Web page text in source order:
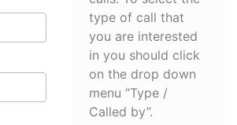
type of call that
you are interested
in you should click
on the drop down
menu “Type /
Called by”.